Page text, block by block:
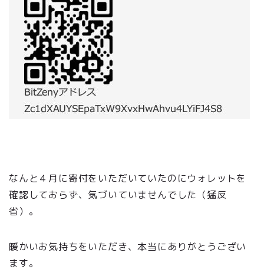
なんと４月に寄付をいただいていたのにウォレットを
確認しておらず、気づいていませんでした（猛反
省）。
暖かいお気持ちをいただき、本当にありがとうござい
ます。